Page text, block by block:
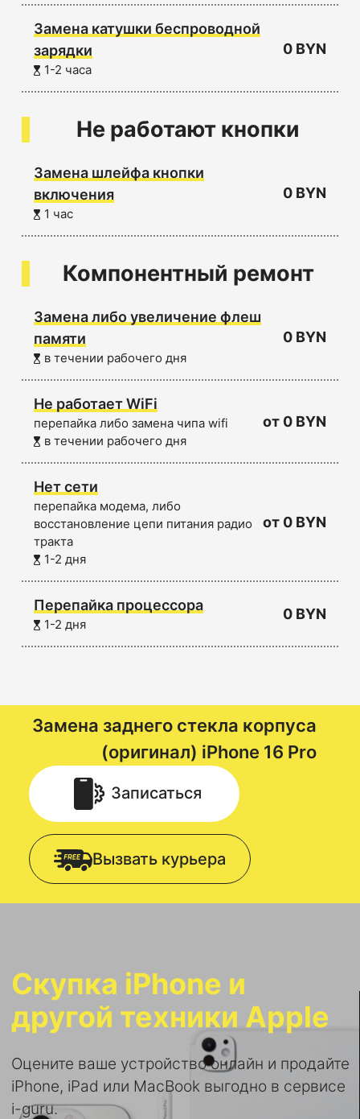
Замена катушки беспроводной
зарядки
1-2 часа
0 BYN
Не работают кнопки
Замена шлейфа кнопки
включения
1 час
0 BYN
Компонентный ремонт
Замена либо увеличение флеш
памяти
в течении рабочего дня
0 BYN
Не работает WiFi
перепайка либо замена чипа wifi
в течении рабочего дня
от 0 BYN
Нет сети
перепайка модема, либо
восстановление цепи питания радио
тракта
1-2 дня
от 0 BYN
Перепайка процессора
1-2 дня
0 BYN
Замена заднего стекла корпуса
(оригинал) iPhone 16 Pro
Записаться
Вызвать курьера
Скупка iPhone и
другой техники Apple
Оцените ваше устройство онлайн и продайте
iPhone, iPad или MacBook выгодно в сервисе
i-guru.